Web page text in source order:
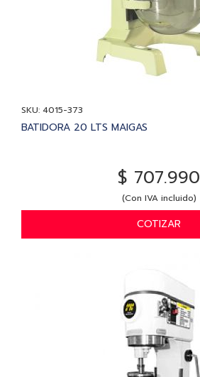
SKU: 4015-373
BATIDORA 20 LTS MAIGAS
$ 707.990
(Con IVA incluido)
COTIZAR